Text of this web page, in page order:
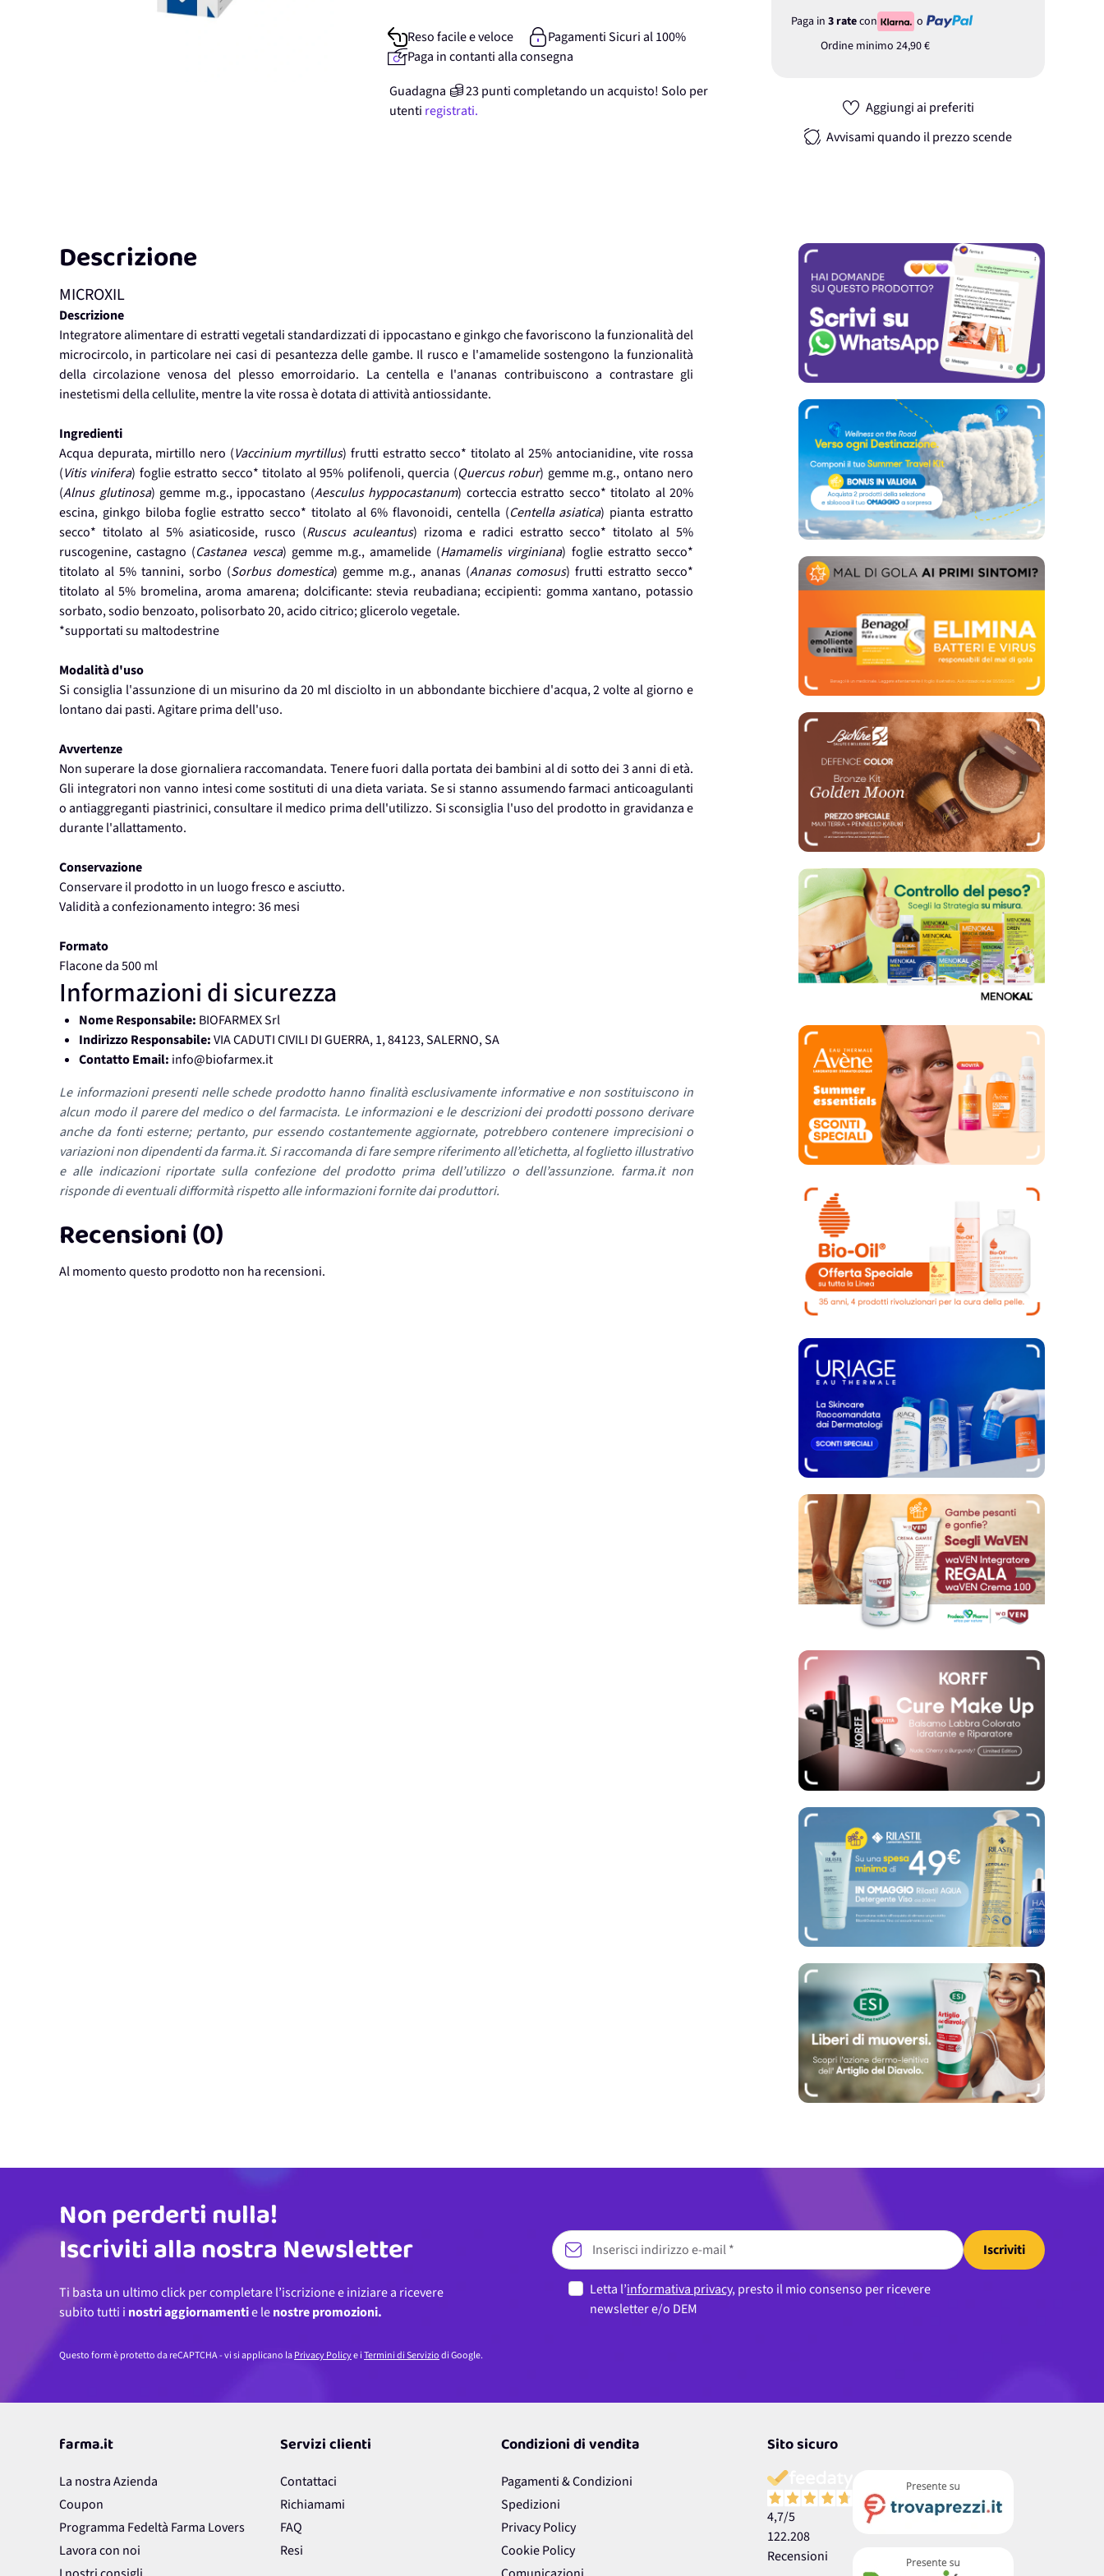
Paga in 3 ratecon
o
Ordine minimo 24,90 €
Aggiungi ai preferiti
Avvisami quando il prezzo scende
Reso facile e veloce
Pagamenti Sicuri al 100%
Paga in contanti alla consegna
Guadagna
23punticompletando un acquisto! Solo per
utenti registrati.
Descrizione
MICROXIL
Descrizione
Integratore alimentare di estratti vegetali standardizzati di ippocastano e ginkgo che favoriscono la funzionalità del
microcircolo, in particolare nei casi di pesantezza delle gambe. Il rusco e l'amamelide sostengono la funzionalità
della circolazione venosa del plesso emorroidario. La centella e l'ananas contribuiscono a contrastare gli
inestetismi della cellulite, mentre la vite rossa è dotata di attività antiossidante.
Ingredienti
Acqua depurata, mirtillo nero (Vaccinium myrtillus) frutti estratto secco* titolato al 25% antocianidine, vite rossa
(Vitis vinifera) foglie estratto secco* titolato al 95% polifenoli, quercia (Quercus robur) gemme m.g., ontano nero
(Alnus glutinosa) gemme m.g., ippocastano (Aesculus hyppocastanum) corteccia estratto secco* titolato al 20%
escina, ginkgo biloba foglie estratto secco* titolato al 6% flavonoidi, centella (Centella asiatica) pianta estratto
secco* titolato al 5% asiaticoside, rusco (Ruscus aculeantus) rizoma e radici estratto secco* titolato al 5%
ruscogenine, castagno (Castanea vesca) gemme m.g., amamelide (Hamamelis virginiana) foglie estratto secco*
titolato al 5% tannini, sorbo (Sorbus domestica) gemme m.g., ananas (Ananas comosus) frutti estratto secco*
titolato al 5% bromelina, aroma amarena; dolcificante: stevia reubadiana; eccipienti: gomma xantano, potassio
sorbato, sodio benzoato, polisorbato 20, acido citrico; glicerolo vegetale.
*supportati su maltodestrine
Modalità d'uso
Si consiglia l'assunzione di un misurino da 20 ml disciolto in un abbondante bicchiere d'acqua, 2 volte al giorno e
lontano dai pasti. Agitare prima dell'uso.
Avvertenze
Non superare la dose giornaliera raccomandata. Tenere fuori dalla portata dei bambini al di sotto dei 3 anni di età.
Gli integratori non vanno intesi come sostituti di una dieta variata. Se si stanno assumendo farmaci anticoagulanti
o antiaggreganti piastrinici, consultare il medico prima dell'utilizzo. Si sconsiglia l'uso del prodotto in gravidanza e
durante l'allattamento.
Conservazione
Conservare il prodotto in un luogo fresco e asciutto.
Validità a confezionamento integro: 36 mesi
Formato
Flacone da 500 ml
Informazioni di sicurezza
Nome Responsabile: BIOFARMEX Srl
Indirizzo Responsabile:VIA CADUTI CIVILI DI GUERRA, 1, 84123, SALERNO, SA
Contatto Email: info@biofarmex.it
Le informazioni presenti nelle schede prodotto hanno finalità esclusivamente informative e non sostituiscono in
alcun modo il parere del medico o del farmacista. Le informazioni e le descrizioni dei prodotti possono derivare
anche da fonti esterne; pertanto, pur essendo costantemente aggiornate, potrebbero contenere imprecisioni o
variazioni non dipendenti da farma.it. Si raccomanda di fare sempre riferimento all’etichetta, al foglietto illustrativo
e alle indicazioni riportate sulla confezione del prodotto prima dell’utilizzo o dell’assunzione. farma.it non
risponde di eventuali difformità rispetto alle informazioni fornite dai produttori.
Recensioni (0)
Al momento questo prodotto non ha recensioni.
Indirizzo email
Non perderti nulla!
Iscriviti alla nostra Newsletter
Ti basta un ultimo click per completare l’iscrizione e iniziare a ricevere
subito tutti i nostri aggiornamentie lenostre promozioni.
Iscriviti
Letta l’informativa privacy, presto il mio consenso per ricevere
newsletter e/o DEM
Questo form è protetto da reCAPTCHA - vi si applicano laPrivacy Policye iTermini di Serviziodi Google.
farma.it
La nostra Azienda
Coupon
Programma Fedeltà Farma Lovers
Lavora con noi
Servizi clienti
Contattaci
Richiamami
FAQ
Resi
Condizioni di vendita
Pagamenti & Condizioni
Spedizioni
Privacy Policy
Cookie Policy
Sito sicuro
4,7/5
122.208
Recensioni